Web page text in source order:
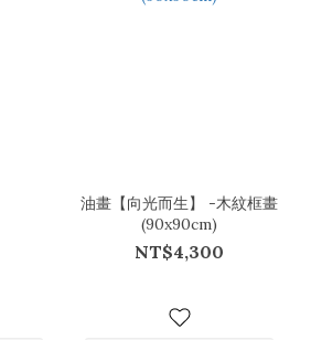
油畫【向光而生】 -木紋框畫
(90x90cm)
NT$4,300